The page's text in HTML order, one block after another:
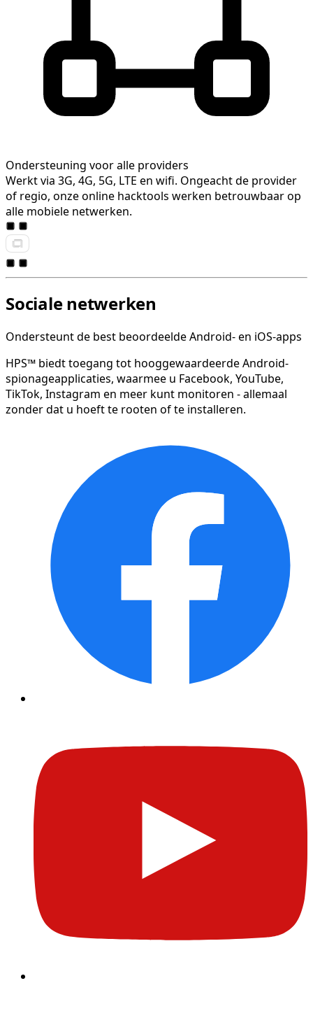
Ondersteuning voor alle providers
Werkt via 3G, 4G, 5G, LTE en wifi. Ongeacht de provider
of regio, onze online hacktools werken betrouwbaar op
alle mobiele netwerken.
Sociale netwerken
Ondersteunt de best beoordeelde Android- en iOS-apps
HPS™ biedt toegang tot hooggewaardeerde Android-
spionageapplicaties, waarmee u Facebook, YouTube,
TikTok, Instagram en meer kunt monitoren - allemaal
zonder dat u hoeft te rooten of te installeren.